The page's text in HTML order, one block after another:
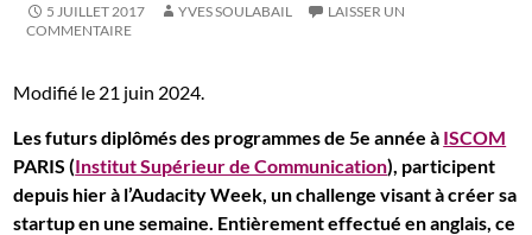
5 JUILLET 2017 YVES SOULABAIL
LAISSER UN
COMMENTAIRE
Modifié le 21 juin 2024.
Les futurs diplômés des programmes de 5e année à ISCOM
PARIS (Institut Supérieur de Communication), participent
depuis hier à l’Audacity Week, un challenge visant à créer sa
startup en une semaine. Entièrement effectué en anglais, ce